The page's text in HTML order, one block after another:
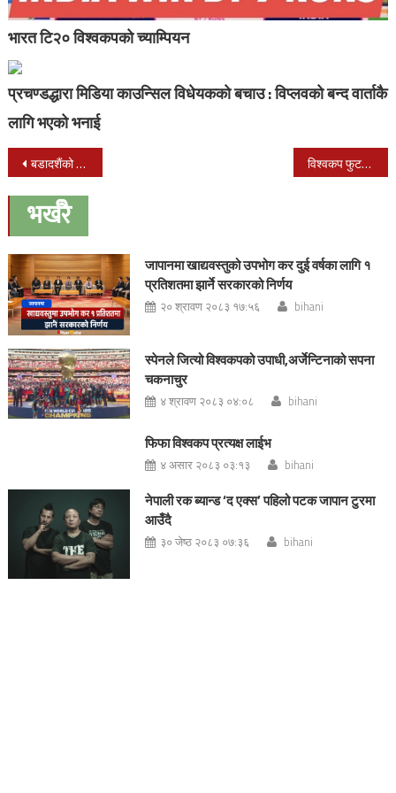
भारत टि२० विश्वकपको च्याम्पियन
प्रचण्डद्धारा मिडिया काउन्सिल विधेयकको बचाउ : विप्लवको बन्द वार्ताकै
लागि भएको भनाई
Post
navigation
बडादशैंको आठौं दिन महाअष्टमी पर्व : आज दुर्गा भवानीको पूजा गरिँदै विश्वकप फुटबल छनोट : नेपालको अभ्यास [फोटोफिचर]
भर्खरै
जापानमा खाद्यवस्तुको उपभोग कर दुई वर्षका लागि १
प्रतिशतमा झार्ने सरकारको निर्णय
२० श्रावण २०८३ १७:५६ bihani
स्पेनले जित्यो विश्वकपको उपाधी,अर्जेन्टिनाको सपना
चकनाचुर
४ श्रावण २०८३ ०४:०८ bihani
फिफा विश्वकप प्रत्यक्ष लाईभ
४ असार २०८३ ०३:१३ bihani
नेपाली रक ब्यान्ड ‘द एक्स’ पहिलो पटक जापान टुरमा
आउँदै
३० जेष्ठ २०८३ ०७:३६ bihani